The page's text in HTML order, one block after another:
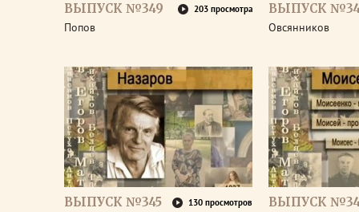
ВЫПУСК №349 203 просмотра
Попов
ВЫПУСК
Овсянников
ВЫПУСК №345 130 просмотров ВЫПУСК